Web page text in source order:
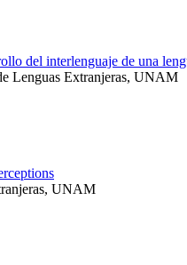
del interlenguaje de una
Lenguas Extranjeras, UNAM
UNAM